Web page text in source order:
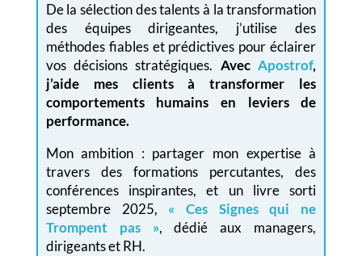
De la sélection des talents à la transformation
des équipes dirigeantes, j’utilise des
méthodes fiables et prédictives pour éclairer
vos décisions stratégiques. AvecApostrof,
j’aide mes clients à transformer les
comportements humains en leviers de
performance.
Mon ambition : partager mon expertise à
travers des formations percutantes, des
conférences inspirantes, et un livre sorti
septembre 2025, « Ces Signes qui ne
Trompent pas », dédié aux managers,
dirigeants et RH.